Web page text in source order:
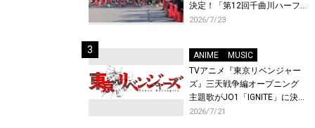
決定！「第12回千曲川ハーフ
マラソン」エントリー受付開
2026/7/23
ANIME
MUSIC
TVアニメ『東京リベンジャー
ズ』三天戦争編オープニング
主題歌がJO1「IGNITE」に決
定！メンバー全員から喜びと
2026/7/21